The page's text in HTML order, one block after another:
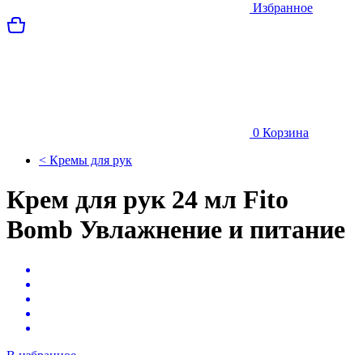
Избранное
0 Корзина
< Кремы для рук
Крем для рук 24 мл Fito
Bomb Увлажнение и питание